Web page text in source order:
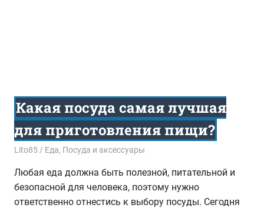
Какая посуда самая лучшая
для приготовления пищи?
10.01.2017
Lito85 Еда, Посуда и аксессуары
Любая еда должна быть полезной, питательной и
безопасной для человека, поэтому нужно
ответственно отнестись к выбору посуды. Сегодня